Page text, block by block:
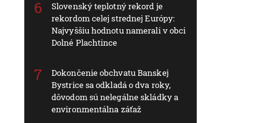
Slovenský teplotný rekord je
rekordom celej strednej Európy:
Najvyššiu hodnotu namerali v obci
Dolné Plachtince
Dokončenie obchvatu Banskej
Bystrice sa odkladá o dva roky,
dôvodom sú nelegálne skládky a
environmentálna záťaž